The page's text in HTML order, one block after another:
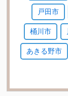
戸田市
桶川市
あきる野市